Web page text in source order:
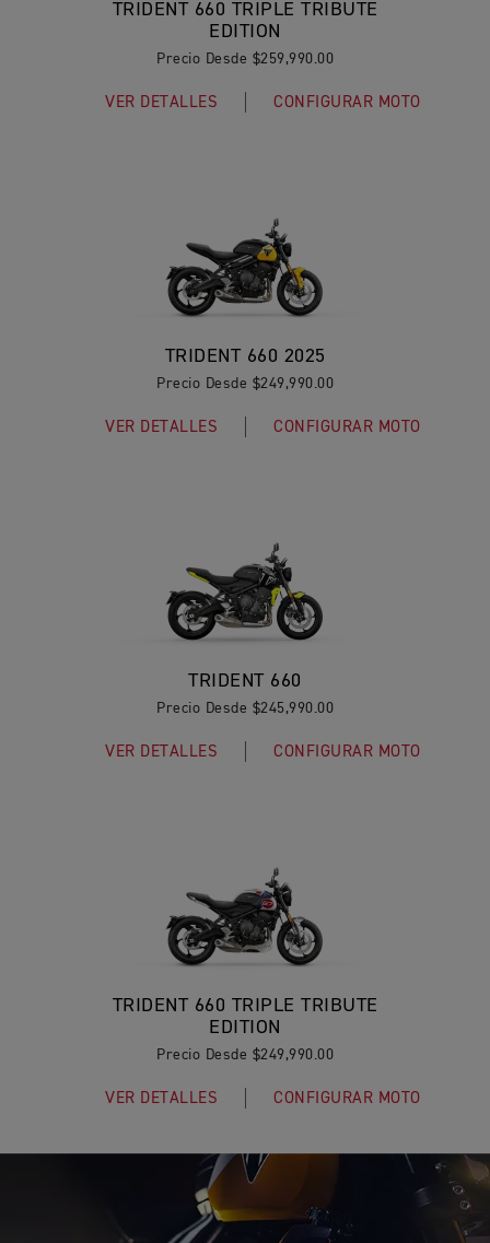
TRIDENT 660 TRIPLE TRIBUTE
EDITION
Precio Desde $259,990.00
VER DETALLES CONFIGURAR MOTO
TRIDENT 660 2025
Precio Desde $249,990.00
VER DETALLES CONFIGURAR MOTO
TRIDENT 660
Precio Desde $245,990.00
VER DETALLES CONFIGURAR MOTO
TRIDENT 660 TRIPLE TRIBUTE
EDITION
Precio Desde $249,990.00
VER DETALLES CONFIGURAR MOTO